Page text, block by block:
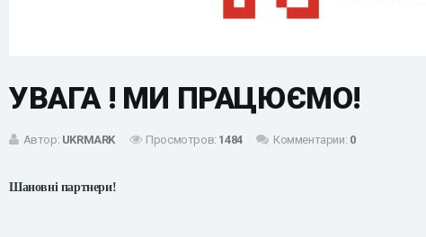
УВАГА ! МИ ПРАЦЮЄМО!
Автор: UKRMARK Просмотров: 1484 Комментарии: 0
Шановні партнери!